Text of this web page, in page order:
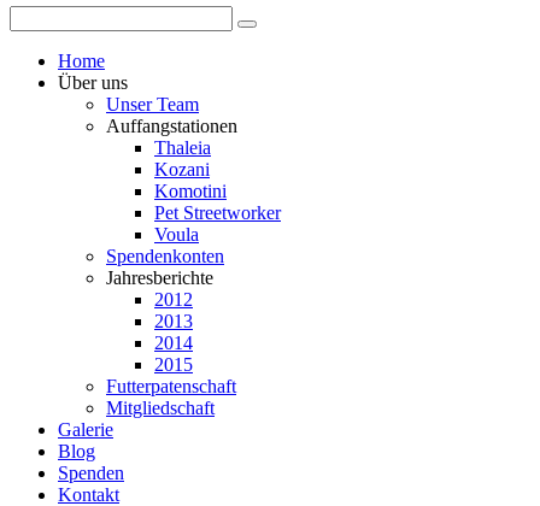
Home
Über uns
Unser Team
Auffangstationen
Thaleia
Kozani
Komotini
Pet Streetworker
Voula
Spendenkonten
Jahresberichte
2012
2013
2014
2015
Futterpatenschaft
Mitgliedschaft
Galerie
Blog
Spenden
Kontakt